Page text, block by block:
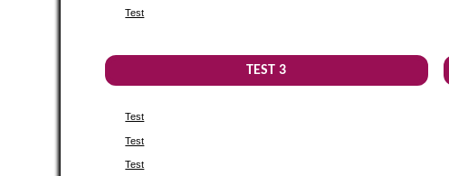
Test
TEST 3
Test
Test
Test